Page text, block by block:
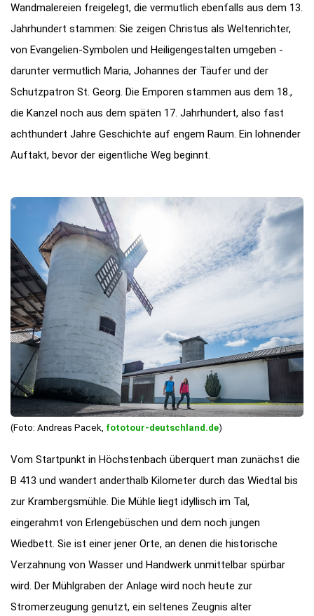
Wandmalereien freigelegt, die vermutlich ebenfalls aus dem 13.
Jahrhundert stammen: Sie zeigen Christus als Weltenrichter,
von Evangelien-Symbolen und Heiligengestalten umgeben -
darunter vermutlich Maria, Johannes der Täufer und der
Schutzpatron St. Georg. Die Emporen stammen aus dem 18.,
die Kanzel noch aus dem späten 17. Jahrhundert, also fast
achthundert Jahre Geschichte auf engem Raum. Ein lohnender
Auftakt, bevor der eigentliche Weg beginnt.
(Foto: Andreas Pacek, fototour-deutschland.de)
Vom Startpunkt in Höchstenbach überquert man zunächst die
B 413 und wandert anderthalb Kilometer durch das Wiedtal bis
zur Krambergsmühle. Die Mühle liegt idyllisch im Tal,
eingerahmt von Erlengebüschen und dem noch jungen
Wiedbett. Sie ist einer jener Orte, an denen die historische
Verzahnung von Wasser und Handwerk unmittelbar spürbar
wird. Der Mühlgraben der Anlage wird noch heute zur
Stromerzeugung genutzt, ein seltenes Zeugnis alter